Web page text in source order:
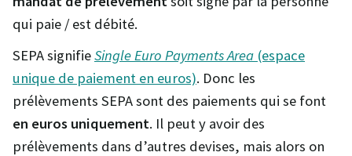
qui paie / est débité.
SEPA signifieSingle Euro Payments Area (espace
unique de paiement en euros). Donc les
prélèvements SEPA sont des paiements qui se font
en euros uniquement. Il peut y avoir des
prélèvements dans d’autres devises, mais alors on